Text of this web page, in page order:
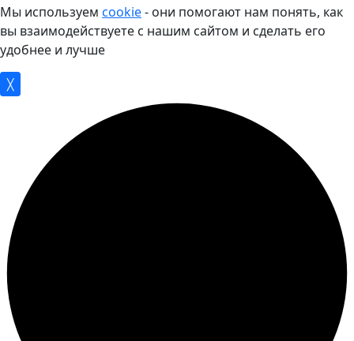
Мы используем cookie- они помогают нам понять, как
вы взаимодействуете с нашим сайтом и сделать его
удобнее и лучше
╳